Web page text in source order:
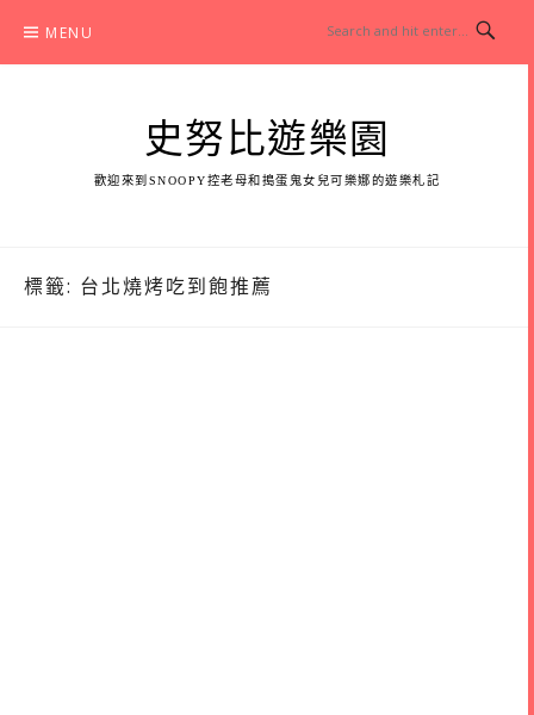
content
MENU
史努比遊樂園
歡迎來到SNOOPY控老母和搗蛋鬼女兒可樂娜的遊樂札記
標籤: 台北燒烤吃到飽推薦